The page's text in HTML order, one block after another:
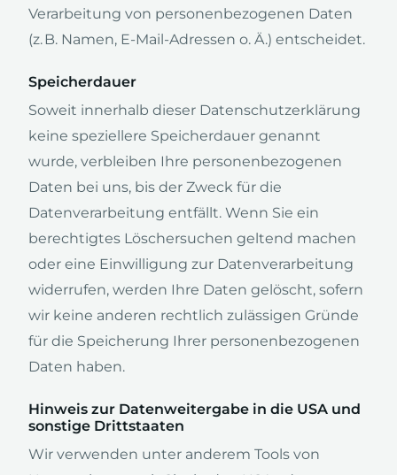
Verarbeitung von personenbezogenen Daten
(z. B. Namen, E-Mail-Adressen o. Ä.) entscheidet.
Speicherdauer
Soweit innerhalb dieser Datenschutzerklärung
keine speziellere Speicherdauer genannt
wurde, verbleiben Ihre personenbezogenen
Daten bei uns, bis der Zweck für die
Datenverarbeitung entfällt. Wenn Sie ein
berechtigtes Löschersuchen geltend machen
oder eine Einwilligung zur Datenverarbeitung
widerrufen, werden Ihre Daten gelöscht, sofern
wir keine anderen rechtlich zulässigen Gründe
für die Speicherung Ihrer personenbezogenen
Daten haben.
Hinweis zur Datenweitergabe in die USA und
sonstige Drittstaaten
Wir verwenden unter anderem Tools von